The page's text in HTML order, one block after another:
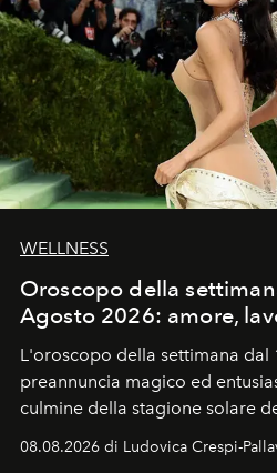
WELLNESS
Oroscopo della
Agosto 2026: amore,
L'oroscopo della settimana dal
preannuncia magico ed
culmine della stagione solare
favorevole della Luna nuova in
ideale per la notte delle Perseidi.
08.08.2026 di Ludovica Crespi-